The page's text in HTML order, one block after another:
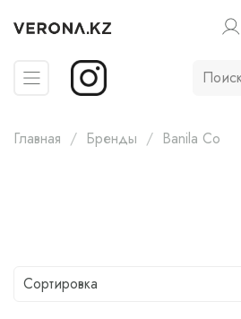
Главная Бренды Banila Co